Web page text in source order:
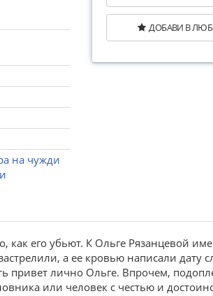
на чужди
ДОБАВИ В
как его убьют. К Ольге Рязанцевой
а ее кровью написали дату
привет лично Ольге. Впрочем,
или человек с честью и